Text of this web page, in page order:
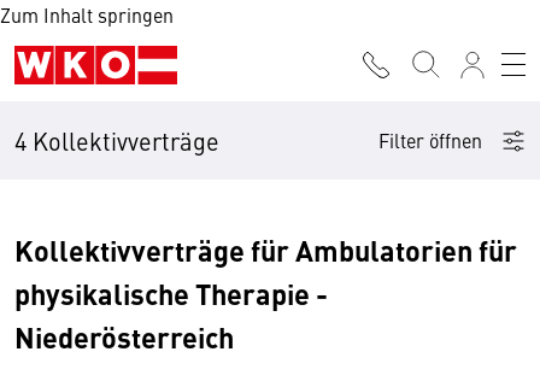
Zum Inhalt springen
4 Kollektivverträge Filter öffnen
Kollektivverträge für Ambulatorien für
physikalische Therapie -
Niederösterreich